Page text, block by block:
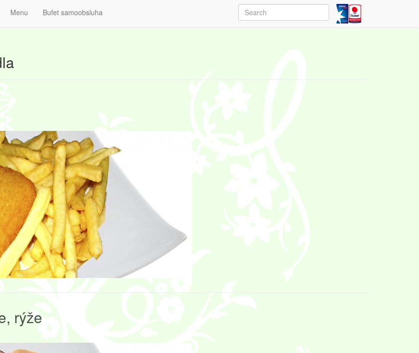
Menu Bufet samoobsluha
rýže